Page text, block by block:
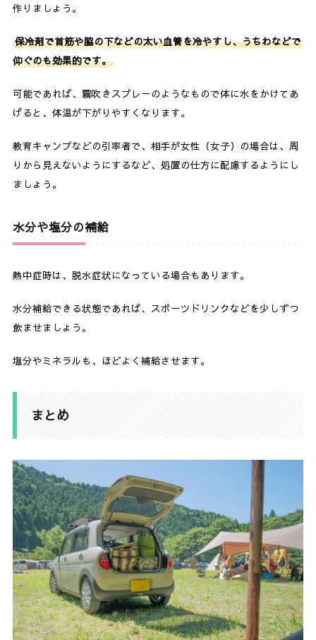
作りましょう。
保冷剤で首筋や脇の下などの太い血管を冷やすし、うちわなどで
仰ぐのも効果的です。
可能であれば、霧吹きスプレーのようなもので体に水をかけてあ
げると、体温が下がりやすくなります。
教育キャンプなどの引率者で、相手が女性（女子）の場合は、周
りから見えないようにするなど、処置の仕方に配慮するようにし
ましょう。
水分や塩分の補給
熱中症時は、脱水症状になっている場合もあります。
水分補給できる状態であれば、スポーツドリンクなどを少しずつ
飲ませましょう。
塩分やミネラルも、ほどよく補給させます。
まとめ